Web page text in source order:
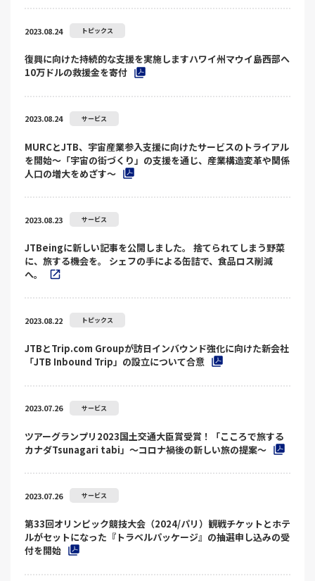
2023.08.24 トピックス
復興に向けた持続的な支援を実施しますハワイ州マウイ島西部へ
10万ドルの救援金を寄付
2023.08.24 サービス
MURCとJTB、宇宙産業参入支援に向けたサービスのトライアル
を開始～「宇宙の街づくり」の支援を通じ、産業構造変革や関係
人口の増大をめざす～
2023.08.23 サービス
JTBeingに新しい記事を公開しました。 捨てられてしまう野菜
に、旅する機会を。 シェフの手による缶詰で、食品ロス削減
へ。
2023.08.22 トピックス
JTBとTrip.com Groupが訪日インバウンド強化に向けた新会社
「JTB Inbound Trip」の設立について合意
2023.07.26 サービス
ツアーグランプリ2023国土交通大臣賞受賞！「こころで旅する
カナダTsunagari tabi」～コロナ禍後の新しい旅の提案～
2023.07.26 サービス
第33回オリンピック競技大会（2024/パリ）観戦チケットとホテ
ルがセットになった『トラベルパッケージ』の抽選申し込みの受
付を開始